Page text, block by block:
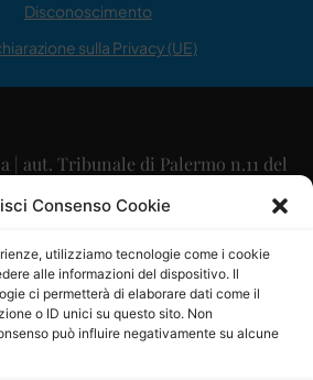
Consenso Cookie
utilizziamo tecnologie come i cookie
alle informazioni del dispositivo. Il
ci permetterà di elaborare dati come il
o ID unici su questo sito. Non
può influire negativamente su alcune
Disconoscimento
sulla Privacy (UE)
aut. Tribunale di Palermo n.11 del
29/09/2015
Maurizio Scaglione
Maria Calabrese